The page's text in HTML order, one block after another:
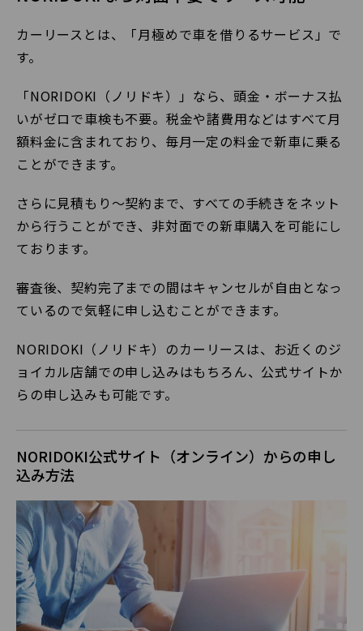
カーリースとは、「月極めで車を借りるサービス」で
す。
「NORIDOKI（ノリドキ）」なら、頭金・ボーナス払
いがゼロで車検も不要。税金や諸費用などはすべて月
額料金に含まれており、毎月一定の料金で新車に乗る
ことができます。
さらに見積もり～契約まで、すべての手続きをネット
から行うことができ、非対面での新車購入を可能にし
ております。
審査後、契約完了までの間はキャンセルが自由となっ
ているので気軽に申し込むことができます。
NORIDOKI（ノリドキ）のカーリースは、お近くのジ
ョイカル店舗での申し込みはもちろん、公式サイトか
らの申し込みも可能です。
NORIDOKI公式サイト（オンライン）からの申し
込み方法